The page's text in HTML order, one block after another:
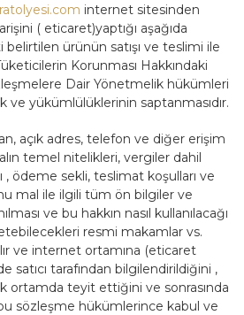
internet sitesinden
( eticaret)yaptığı aşağıda
belirtilen ürünün satışı ve teslimi ile
Korunması Hakkındaki
Dair Yönetmelik hükümleri
ve yükümlülüklerinin saptanmasıdır.
açık adres, telefon ve diğer erişim
temel nitelikleri, vergiler dahil
, ödeme sekli, teslimat koşulları ve
mal ile ilgili tüm ön bilgiler ve
ve bu hakkın nasıl kullanılacağı
resmi makamlar vs.
ve internet ortamına (eticaret
satıcı tarafından bilgilendirildiğini ,
ortamda teyit ettiğini ve sonrasında
sözleşme hükümlerince kabul ve